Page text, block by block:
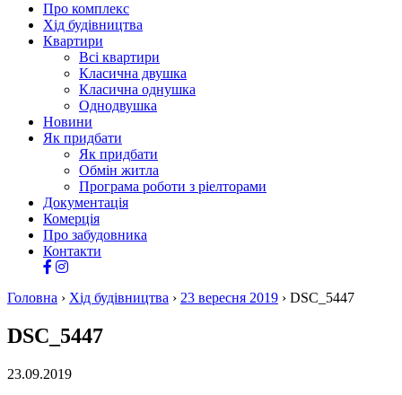
Про комплекс
Хід будівництва
Квартири
Всі квартири
Класична двушка
Класична однушка
Однодвушка
Новини
Як придбати
Як придбати
Обмін житла
Програма роботи з ріелторами
Документація
Комерція
Про забудовника
Контакти
Головна › Хід будівництва › 23 вересня 2019 › DSC_5447
DSC_5447
23.09.2019